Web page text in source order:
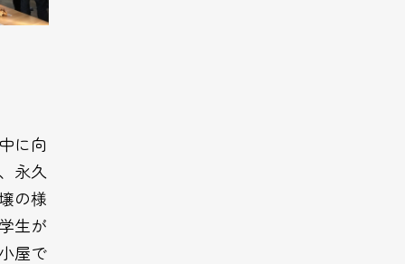
に向
永久
の様
生が
屋で